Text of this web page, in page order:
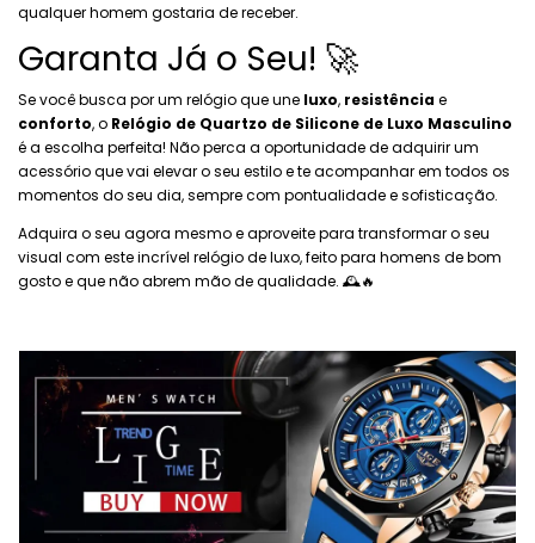
qualquer homem gostaria de receber.
Garanta Já o Seu! 🚀
Se você busca por um relógio que une luxo, resistênciae
conforto, o Relógio de Quartzo de Silicone de Luxo Masculino
é a escolha perfeita! Não perca a oportunidade de adquirir um
acessório que vai elevar o seu estilo e te acompanhar em todos os
momentos do seu dia, sempre com pontualidade e sofisticação.
Adquira o seu agora mesmo e aproveite para transformar o seu
visual com este incrível relógio de luxo, feito para homens de bom
gosto e que não abrem mão de qualidade. 🕰️🔥